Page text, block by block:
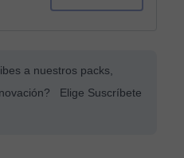
a nuestros packs,
Elige Suscríbete